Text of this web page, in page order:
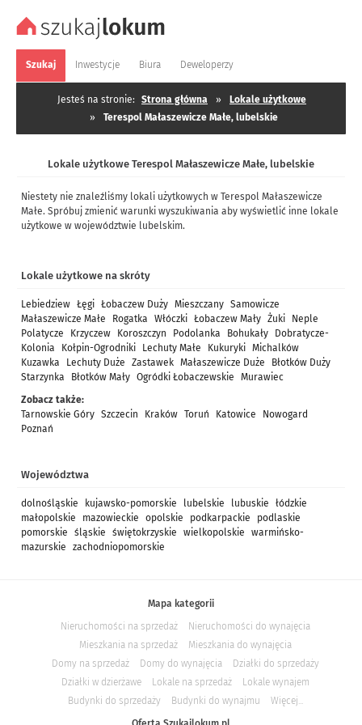
Szukaj Inwestycje Biura Deweloperzy
Jesteś na stronie: Strona główna »
Lokale użytkowe
»
Terespol Małaszewicze Małe, lubelskie
Lokale użytkowe Terespol Małaszewicze Małe, lubelskie
Niestety nie znaleźliśmy lokali użytkowych w Terespol Małaszewicze
Małe. Spróbuj zmienić warunki wyszukiwania aby wyświetlić inne lokale
użytkowe w województwie lubelskim.
Lokale użytkowe na skróty
Lebiedziew Łęgi Łobaczew Duży Mieszczany Samowicze
Małaszewicze Małe
Rogatka Włóczki Łobaczew Mały Żuki
Neple
Polatycze
Krzyczew Koroszczyn Podolanka Bohukały
Dobratycze-
Kolonia
Kołpin-Ogrodniki Lechuty Małe Kukuryki Michalków
Kuzawka
Lechuty Duże Zastawek Małaszewicze Duże
Błotków Duży
Starzynka
Błotków Mały Ogródki Łobaczewskie
Murawiec
Zobacz także:
Tarnowskie Góry Szczecin Kraków Toruń Katowice
Nowogard
Poznań
Województwa
dolnośląskie kujawsko-pomorskie lubelskie lubuskie
łódzkie
małopolskie
mazowieckie opolskie podkarpackie
podlaskie
pomorskie
śląskie świętokrzyskie wielkopolskie
warmińsko-
mazurskie
zachodniopomorskie
Mapa kategorii
Nieruchomości na sprzedaż
Nieruchomości do wynajęcia
Mieszkania na sprzedaż
Mieszkania do wynajęcia
Domy na sprzedaż
Domy do wynajęcia
Działki do sprzedaży
Działki w dzierżawe
Lokale na sprzedaż
Lokale wynajem
Budynki do sprzedaży
Budynki do wynajmu
Więcej...